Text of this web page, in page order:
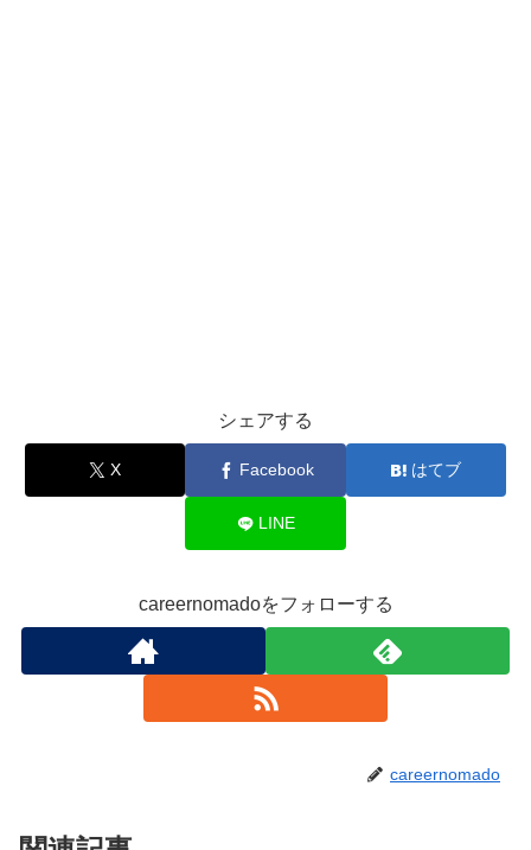
シェアする
X Facebook はてブ
LINE
careernomadoをフォローする
careernomado